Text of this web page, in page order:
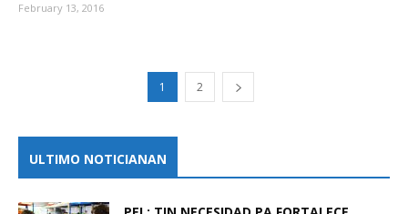
February 13, 2016
1 2
ULTIMO NOTICIANAN